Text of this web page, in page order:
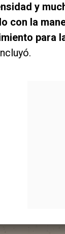
y
con la
para